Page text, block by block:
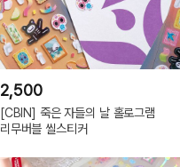
2,500
[CBIN] 죽은 자들의 날 홀로그램
리무버블 씰스티커